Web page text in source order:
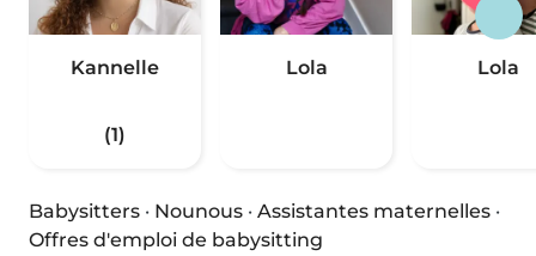
Kannelle
(1)
Lola Lola
Babysitters · Nounous · Assistantes maternelles ·
Offres d'emploi de babysitting